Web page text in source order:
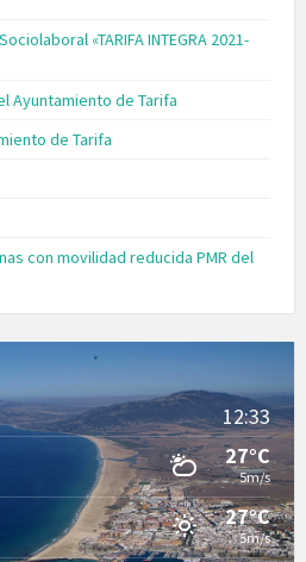
«TARIFA INTEGRA 2021-
Ayuntamiento de Tarifa
de Tarifa
con movilidad reducida PMR del
12:33
27°C
5m/s
27°C
5m/s